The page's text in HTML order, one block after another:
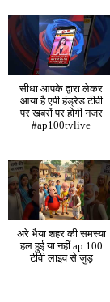
सीधा आपके द्वारा लेकर
आया है एपी हंड्रेड टीवी
पर खबरों पर होगी नजर
#ap100tvlive
अरे भैया शहर की समस्या
हल हुई या नहीं ap 100
टीवी लाइव से जुड़